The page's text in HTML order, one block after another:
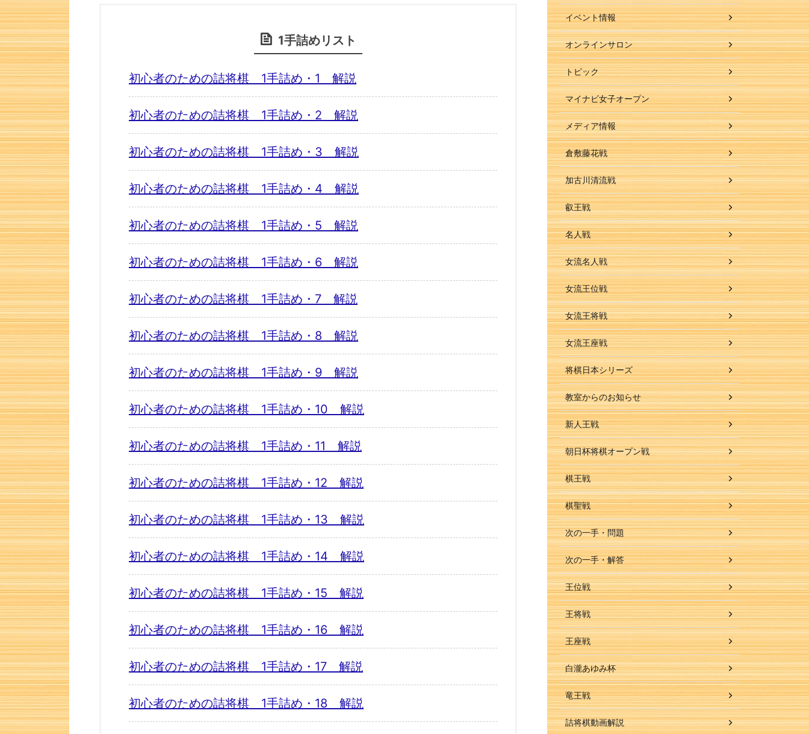
1手詰めリスト
初心者のための詰将棋 1手詰め・1 解説
初心者のための詰将棋 1手詰め・2 解説
初心者のための詰将棋 1手詰め・3 解説
初心者のための詰将棋 1手詰め・4 解説
初心者のための詰将棋 1手詰め・5 解説
初心者のための詰将棋 1手詰め・6 解説
初心者のための詰将棋 1手詰め・7 解説
初心者のための詰将棋 1手詰め・8 解説
初心者のための詰将棋 1手詰め・9 解説
初心者のための詰将棋 1手詰め・10 解説
初心者のための詰将棋 1手詰め・11 解説
初心者のための詰将棋 1手詰め・12 解説
初心者のための詰将棋 1手詰め・13 解説
初心者のための詰将棋 1手詰め・14 解説
初心者のための詰将棋 1手詰め・15 解説
初心者のための詰将棋 1手詰め・16 解説
初心者のための詰将棋 1手詰め・17 解説
初心者のための詰将棋 1手詰め・18 解説
イベント情報
オンラインサロン
トピック
マイナビ女子オープン
メディア情報
倉敷藤花戦
加古川清流戦
叡王戦
名人戦
女流名人戦
女流王位戦
女流王将戦
女流王座戦
将棋日本シリーズ
教室からのお知らせ
新人王戦
朝日杯将棋オープン戦
棋王戦
棋聖戦
次の一手・問題
次の一手・解答
王位戦
王将戦
王座戦
白瀧あゆみ杯
竜王戦
詰将棋動画解説